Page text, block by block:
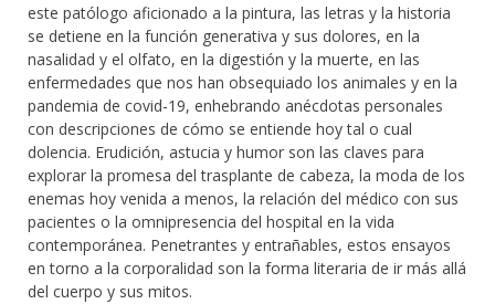
este patólogo aficionado a la pintura, las letras y la historia
se detiene en la función generativa y sus dolores, en la
nasalidad y el olfato, en la digestión y la muerte, en las
enfermedades que nos han obsequiado los animales y en la
pandemia de covid-19, enhebrando anécdotas personales
con descripciones de cómo se entiende hoy tal o cual
dolencia. Erudición, astucia y humor son las claves para
explorar la promesa del trasplante de cabeza, la moda de los
enemas hoy venida a menos, la relación del médico con sus
pacientes o la omnipresencia del hospital en la vida
contemporánea. Penetrantes y entrañables, estos ensayos
en torno a la corporalidad son la forma literaria de ir más allá
del cuerpo y sus mitos.